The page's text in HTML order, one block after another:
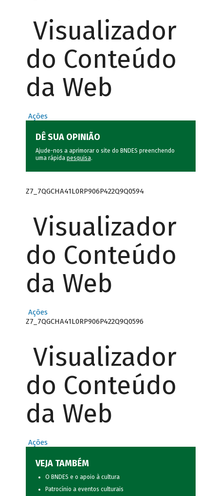
Visualizador
do Conteúdo
da Web
Ações
DÊ SUA OPINIÃO
Ajude-nos a aprimorar o site do BNDES preenchendo
uma rápida pesquisa.
Z7_7QGCHA41L0RP906P422Q9Q0594
Visualizador
do Conteúdo
da Web
Ações
Z7_7QGCHA41L0RP906P422Q9Q0596
Visualizador
do Conteúdo
da Web
Ações
VEJA TAMBÉM
O BNDES e o apoio à cultura
Patrocínio a eventos culturais